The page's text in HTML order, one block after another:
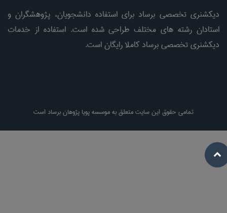
دیکشنری تخصصی برساد برای استفاده دانشجویان، پژوهشگران و
استادان رشته های مختلف طراحی شده است. استفاده از خدمات
دیکشنری تخصصی برساد کاملا رایگان است.
تمامی حقوق این سایت متعلق به موسسه پویا پژوهان برساد است